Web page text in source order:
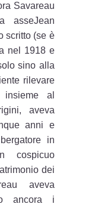
Savareau
scritto (se è
nel 1918 e
sino alla
rilevare
al
aveva
anni e
in
cospicuo
dei
aveva
ancora i